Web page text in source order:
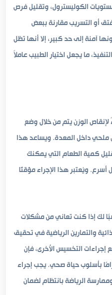
الكوليسترول، وتقليل فرص
أو التسريب مقارنة ببعض
آمنة إلى حد كبير، إلا أنها تظل
ما يجعل اختيار الطبيب عاملاً
الوزن يتم من خلال وضع
ملحي داخل المعدة. ويساعد هذا
كمية الطعام التي يمكنك
ويُعتبر هذا الإجراء مؤقتًا
لك إذا كنت تعاني من مشكلات
والتمارين الرياضية في تحقيق
إجراءات التخسيس الأخرى، فإن
بأسلوب حياة صحي. يجب إجراء
الرياضة بانتظام لضمان